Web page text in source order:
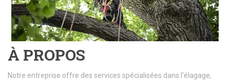
À PROPOS
Notre entreprise offre des services spécialisées dans l’élagage,